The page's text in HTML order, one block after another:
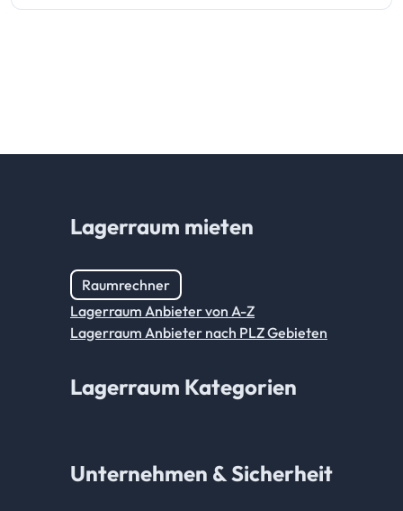
Lagerraum mieten
Raumrechner
Lagerraum Anbieter von A-Z
Lagerraum Anbieter nach PLZ Gebieten
Lagerraum Kategorien
Unternehmen & Sicherheit